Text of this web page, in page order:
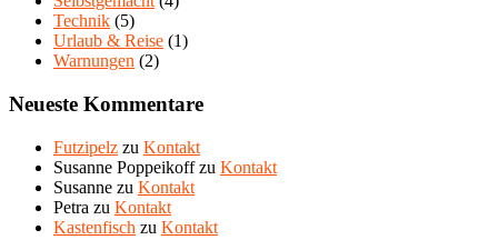
Technik (5)
Urlaub & Reise (1)
Warnungen (2)
Neueste Kommentare
Futzipelz zu Kontakt
Susanne Poppeikoffzu Kontakt
Susanne zu Kontakt
Petra zu Kontakt
Kastenfisch zu Kontakt